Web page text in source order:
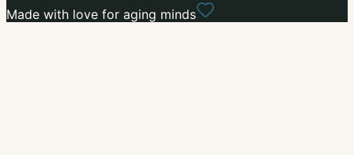
Made with love for aging minds